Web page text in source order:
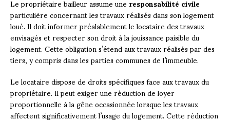
particulière concernant les travaux réalisés dans son logement
loué. Il doit informer préalablement le locataire des travaux
envisagés et respecter son droit à la jouissance paisible du
logement. Cette obligation s’étend aux travaux réalisés par des
tiers, y compris dans les parties communes de l’immeuble.
Le locataire dispose de droits spécifiques face aux travaux du
propriétaire. Il peut exiger une réduction de loyer
proportionnelle à la gêne occasionnée lorsque les travaux
affectent significativement l’usage du logement. Cette réduction